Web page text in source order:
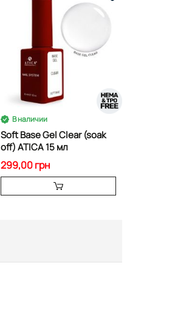
В наличии
Soft Base Gel Clear (soak
off) ATICA 15 мл
299,00 грн